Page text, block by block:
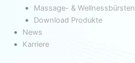
Massage- & Wellnessbürsten
Download Produkte
News
Karriere